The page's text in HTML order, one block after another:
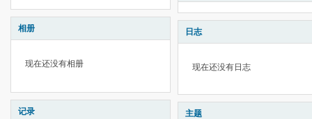
相册
现在还没有相册
记录
日志
现在还没有日志
主题